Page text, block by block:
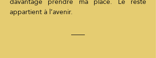
appartient à l’avenir.